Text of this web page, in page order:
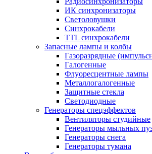
ИК синхронизаторы
Светоловушки
Синхрокабели
TTL синхрокабели
Запасные лампы и колбы
Газоразрядные
Галогенные
Флуоресцентные лампы
Металлогалогенные
Защитные стекла
Светодиодные
Генераторы спецэффектов
Вентиляторы студийные
Генераторы мыльных
Генераторы снега
Генераторы тумана